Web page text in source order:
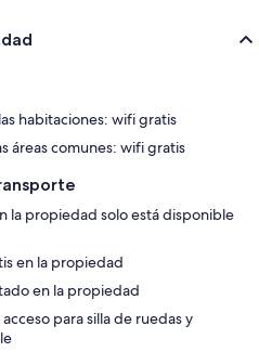
habitaciones: wifi gratis
áreas comunes: wifi gratis
la propiedad solo está disponible
en la propiedad
en la propiedad
para silla de ruedas y